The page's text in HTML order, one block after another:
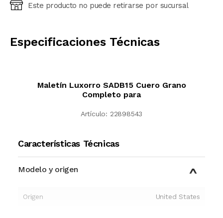
Ingresá código postal (sólo números)
Este producto no puede retirarse por sucursal
Especificaciones Técnicas
Maletín Luxorro SADB15 Cuero Grano
Completo para
Artículo: 22898543
Características Técnicas
Modelo y origen
Origen United States